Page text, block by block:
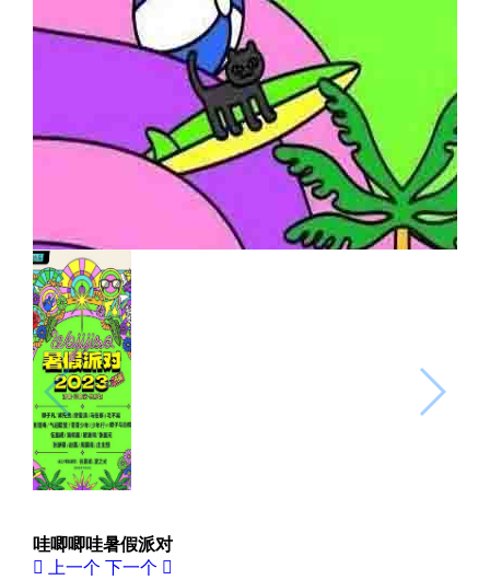
哇唧唧哇暑假派对
上一个 下一个